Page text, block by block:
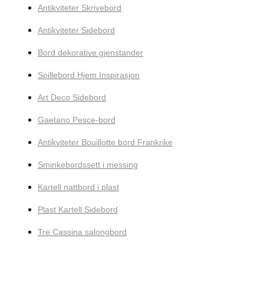
Antikviteter Skrivebord
Antikviteter Sidebord
Bord dekorative gjenstander
Spillebord Hjem Inspirasjon
Art Deco Sidebord
Gaetano Pesce-bord
Antikviteter Bouillotte bord Frankrike
Sminkebordssett i messing
Kartell nattbord i plast
Plast Kartell Sidebord
Tre Cassina salongbord